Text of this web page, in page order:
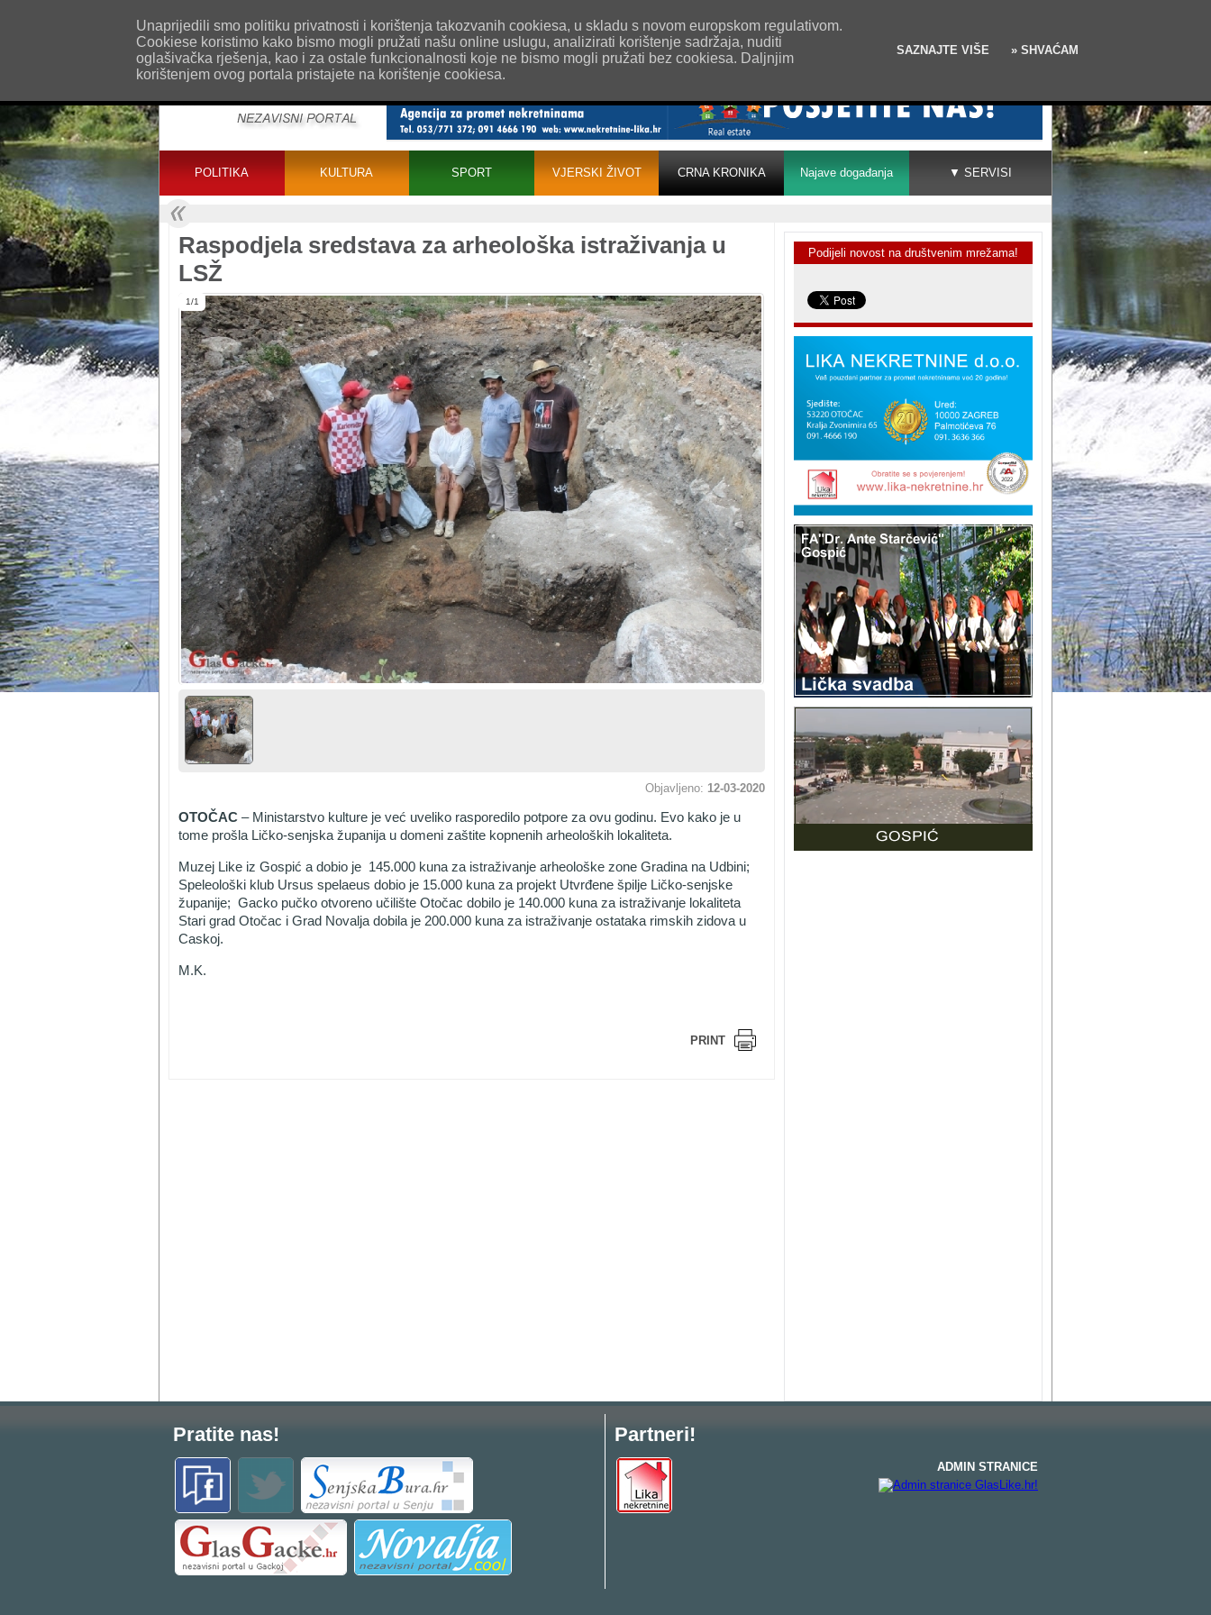
O nama Kontakt Oglašavanje Impresum Uvjeti korištenja Pošaljite nam vijest!
POLITIKA KULTURA SPORT VJERSKI ŽIVOT CRNA KRONIKA Najave događanja ▼ SERVISI
Raspodjela sredstava za arheološka istraživanja u
LSŽ
1/1
Objavljeno: 12-03-2020
OTOČAC – Ministarstvo kulture je već uveliko rasporedilo potpore za ovu godinu. Evo kako je u
tome prošla Ličko-senjska županija u domeni zaštite kopnenih arheoloških lokaliteta.
Muzej Like iz Gospić a dobio je 145.000 kuna za istraživanje arheološke zone Gradina na Udbini;
Speleološki klub Ursus spelaeus dobio je 15.000 kuna za projekt Utvrđene špilje Ličko-senjske
županije; Gacko pučko otvoreno učilište Otočac dobilo je 140.000 kuna za istraživanje lokaliteta
Stari grad Otočac i Grad Novalja dobila je 200.000 kuna za istraživanje ostataka rimskih zidova u
Caskoj.
M.K.
PRINT
Podijeli novost na društvenim mrežama!
Pratite nas! Partneri!
ADMIN STRANICE
Unaprijedili smo politiku privatnosti i korištenja takozvanih cookiesa, u skladu s novom europskom regulativom.
Cookiese koristimo kako bismo mogli pružati našu online uslugu, analizirati korištenje sadržaja, nuditi
oglašivačka rješenja, kao i za ostale funkcionalnosti koje ne bismo mogli pružati bez cookiesa. Daljnjim
korištenjem ovog portala pristajete na korištenje cookiesa.
SAZNAJTE VIŠE » SHVAĆAM